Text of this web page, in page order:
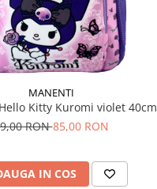
MANENTI
Kitty Kuromi violet 40cm
RON85,00 RON
IN COS